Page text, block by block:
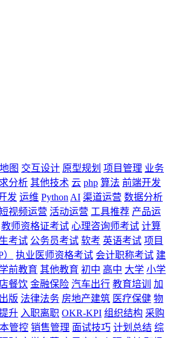
图 交互设计 原型规划 项目管理 业务
分析 其他技术 云 php 算法 前端开发
发 运维 Python AI 渠道运营 数据分析
视频运营 活动运营 工具推荐 产品运
教师资格证考试 心理咨询师考试 计算
考试 公务员考试 软考 英语考试 项目
执业医师资格考试 会计职称考试 建
学前教育 其他教育 初中 高中 大学 小学
餐饮 金融保险 汽车出行 教育培训
加
版 法律法务 房地产建筑 医疗保健 物
升 入职离职 OKR-KPI 组织结构 采购
管控 销售管理 面试技巧 计划总结 综